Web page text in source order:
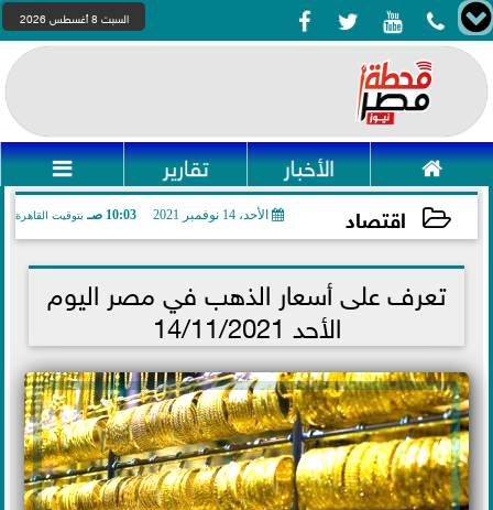
    السبت 8 أغسطس 2026
 الأخبار تقارير 
اقتصاد الأحد، 14 نوفمبر 2021 10:03 صـ بتوقيت القاهرة
2021-11-14 10:03:52
تعرف على أسعار الذهب في مصر اليوم
الأحد 14/11/2021